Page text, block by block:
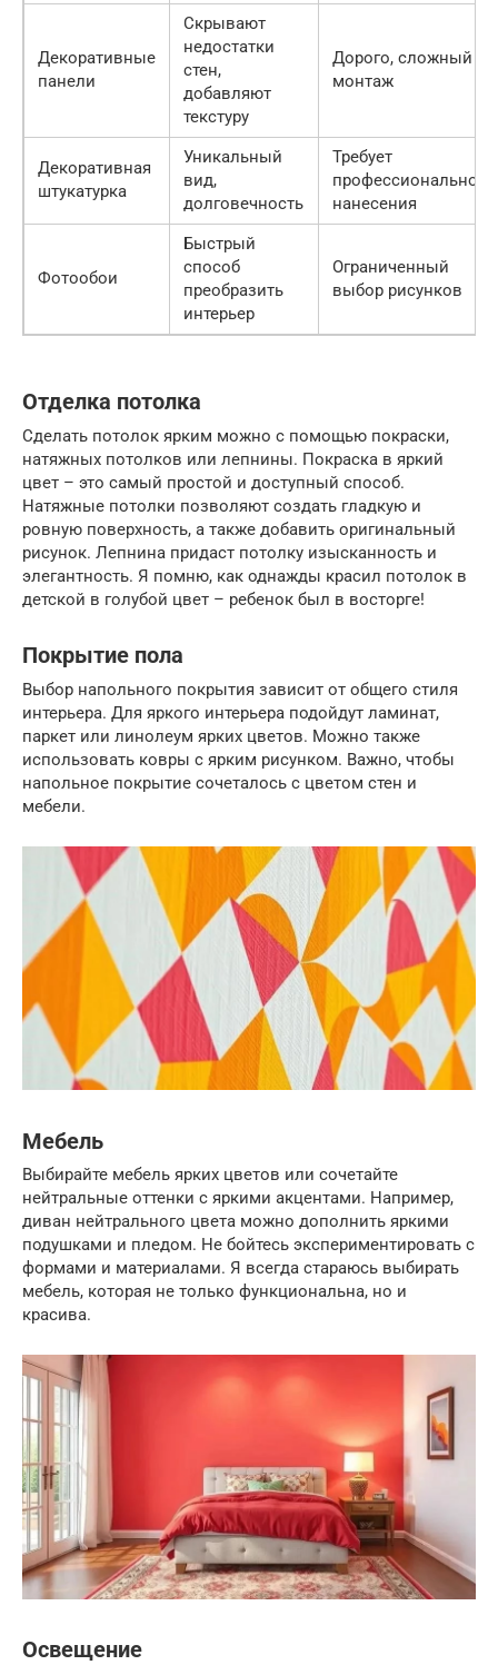
Декоративные
панели
Скрывают
недостатки
стен,
добавляют
текстуру
Дорого, сложный
монтаж
Декоративная
штукатурка
Уникальный
вид,
долговечность
Требует
профессионального
нанесения
Фотообои
Быстрый
способ
преобразить
интерьер
Ограниченный
выбор рисунков
Отделка потолка
Сделать потолок ярким можно с помощью покраски,
натяжных потолков или лепнины. Покраска в яркий
цвет – это самый простой и доступный способ.
Натяжные потолки позволяют создать гладкую и
ровную поверхность, а также добавить оригинальный
рисунок. Лепнина придаст потолку изысканность и
элегантность. Я помню, как однажды красил потолок в
детской в голубой цвет – ребенок был в восторге!
Покрытие пола
Выбор напольного покрытия зависит от общего стиля
интерьера. Для яркого интерьера подойдут ламинат,
паркет или линолеум ярких цветов. Можно также
использовать ковры с ярким рисунком. Важно, чтобы
напольное покрытие сочеталось с цветом стен и
мебели.
Мебель
Выбирайте мебель ярких цветов или сочетайте
нейтральные оттенки с яркими акцентами. Например,
диван нейтрального цвета можно дополнить яркими
подушками и пледом. Не бойтесь экспериментировать с
формами и материалами. Я всегда стараюсь выбирать
мебель, которая не только функциональна, но и
красива.
Освещение